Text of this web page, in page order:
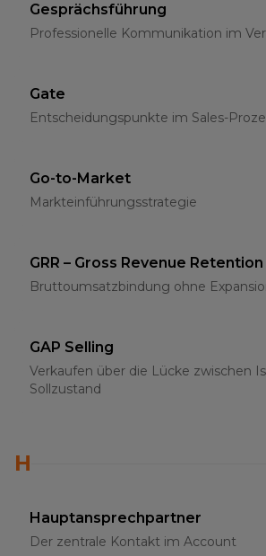
Gesprächsführung
Professionelle Kommunikation im
Gate
Entscheidungspunkte im Sales-
Go-to-Market
Markteinführungsstrategie
GRR – Gross Revenue Retention
Bruttoumsatzbindung ohne
GAP Selling
Verkaufen über die Lücke zwischen
Sollzustand
H
Hauptansprechpartner
Der zentrale Kontakt im Account